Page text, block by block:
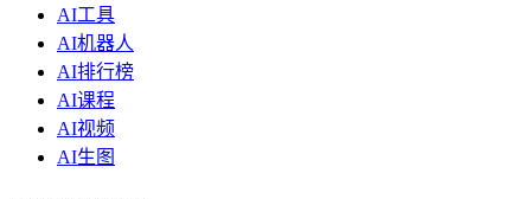
AI工具
AI机器人
AI排行榜
AI课程
AI视频
AI生图